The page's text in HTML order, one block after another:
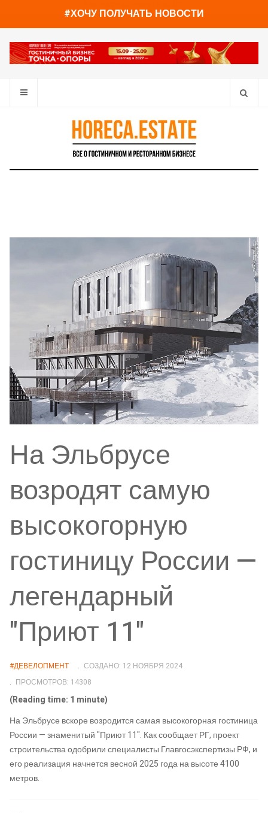
#ХОЧУ ПОЛУЧАТЬ НОВОСТИ
На Эльбрусе
возродят самую
высокогорную
гостиницу России —
легендарный
"Приют 11"
#ДЕВЕЛОПМЕНТ
СОЗДАНО: 12 НОЯБРЯ 2024
ПРОСМОТРОВ: 14308
(Reading time: 1 minute)
На Эльбрусе вскоре возродится самая высокогорная гостиница
России — знаменитый "Приют 11". Как сообщает РГ, проект
строительства одобрили специалисты Главгосэкспертизы РФ, и
его реализация начнется весной 2025 года на высоте 4100
метров.